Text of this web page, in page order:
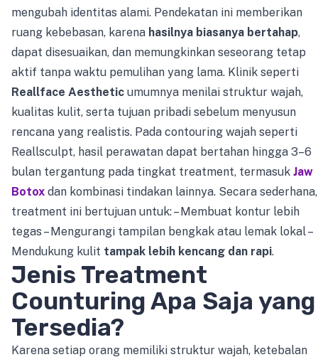
mengubah identitas alami. Pendekatan ini memberikan
ruang kebebasan, karena hasilnya biasanya bertahap,
dapat disesuaikan, dan memungkinkan seseorang tetap
aktif tanpa waktu pemulihan yang lama. Klinik seperti
Reallface Aesthetic umumnya menilai struktur wajah,
kualitas kulit, serta tujuan pribadi sebelum menyusun
rencana yang realistis. Pada contouring wajah seperti
Reallsculpt, hasil perawatan dapat bertahan hingga 3–6
bulan tergantung pada tingkat treatment, termasuk Jaw
Botox dan kombinasi tindakan lainnya. Secara sederhana,
treatment ini bertujuan untuk: – Membuat kontur lebih
tegas – Mengurangi tampilan bengkak atau lemak lokal –
Mendukung kulit tampak lebih kencang dan rapi.
Jenis Treatment
Counturing Apa Saja yang
Tersedia?
Karena setiap orang memiliki struktur wajah, ketebalan